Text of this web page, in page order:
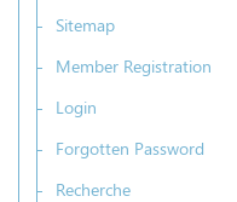
Sitemap
Member Registration
Login
Forgotten Password
Recherche